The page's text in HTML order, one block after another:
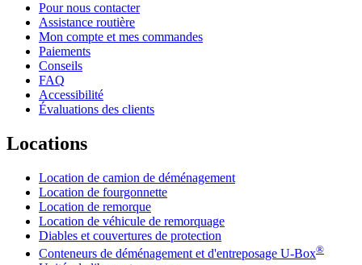
Pour nous contacter
Assistance routière
Mon compte et mes commandes
Paiements
Conseils
FAQ
Accessibilité
Évaluations des clients
Locations
Location de camion de déménagement
Location de fourgonnette
Location de remorque
Location de véhicule de remorquage
Diables et couvertures de protection
Conteneurs de déménagement et d'entreposage U-Box®